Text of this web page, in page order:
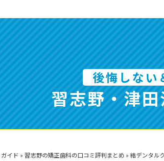
後悔しない
習志野・津
イド » 習志野の矯正歯科の口コミ評判まとめ » 結デンタル